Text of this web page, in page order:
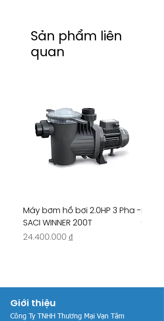
Sản phẩm liên
quan
Máy bơm hồ bơi 2.0HP 3 Pha -
SACI WINNER 200T
Giá
24.400.000 ₫
Máy
-
Giới thiệu
Công Ty TNHH Thương Mại Vạn Tâm